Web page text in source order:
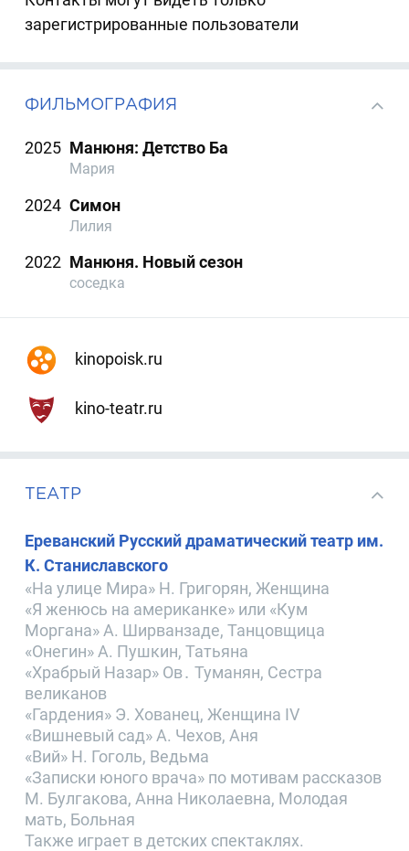
зарегистрированные пользователи
ФИЛЬМОГРАФИЯ
2025 Манюня: Детство Ба
Мария
2024 Симон
Лилия
2022 Манюня. Новый сезон
соседка
kinopoisk.ru
kino-teatr.ru
ТЕАТР
Ереванский Русский драматический театр им.
К. Станиславского
«На улице Мира» Н. Григорян, Женщина
«Я женюсь на американке» или «Кум
Моргана» А. Ширванзаде, Танцовщица
«Онегин» А. Пушкин, Татьяна
«Храбрый Назар» Ов․ Туманян, Сестра
великанов
«Гардения» Э. Хованец, Женщина IV
«Вишневый сад» А. Чехов, Аня
«Вий» Н. Гоголь, Ведьма
«Записки юного врача» по мотивам рассказов
М. Булгакова, Анна Николаевна, Молодая
мать, Больная
Также играет в детских спектаклях.